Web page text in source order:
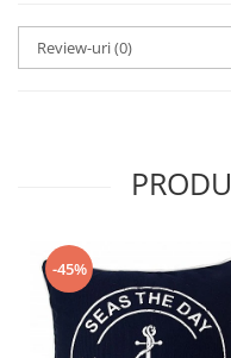
Review-uri(0)
-45%